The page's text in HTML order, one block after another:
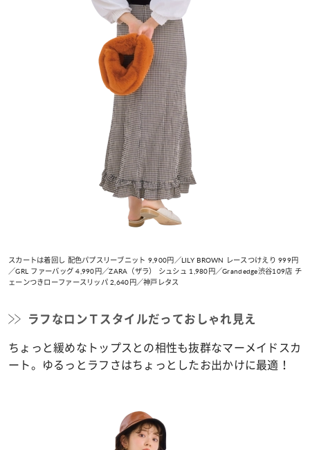
スカートは着回し 配色パプスリーブニット 9,900円／LILY BROWN レースつけえり 999円
／GRL ファーバッグ 4,990円／ZARA（ザラ） シュシュ 1,980円／Grandedge渋谷109店 チ
ェーンつきローファースリッパ 2,640円／神戸レタス
ラフなロンＴスタイルだっておしゃれ見え
ちょっと緩めなトップスとの相性も抜群なマーメイドスカ
ート。ゆるっとラフさはちょっとしたお出かけに最適！